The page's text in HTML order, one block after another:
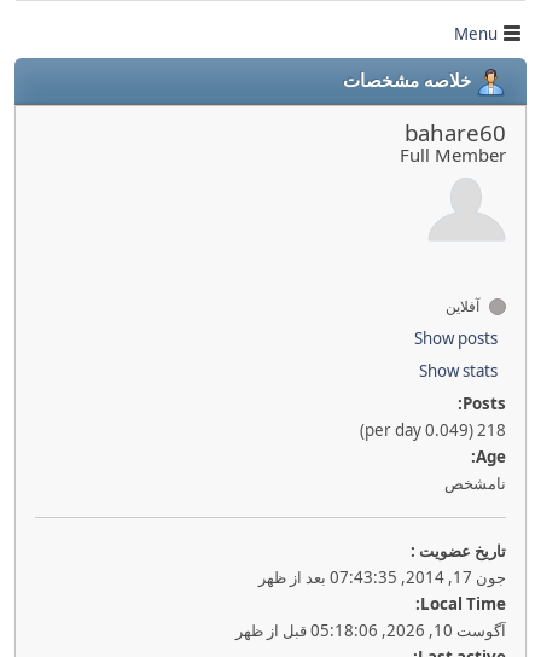
Menu
خلاصه مشخصات
bahare60
Full Member
آفلاین
Show posts
Show stats
Posts:
218 (0.049 per day)
Age:
نامشخص
تاريخ عضويت :
جون 17, 2014, 07:43:35 بعد از ظهر
Local Time:
آگوست 10, 2026, 05:18:06 قبل از ظهر